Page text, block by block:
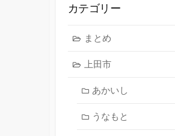
カテゴリー
まとめ
上田市
あかいし
うなもと